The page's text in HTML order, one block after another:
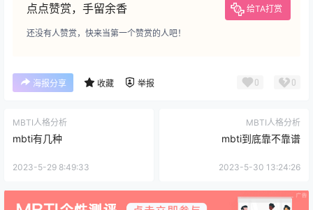
点点赞赏，手留余香 给TA打赏
还没有人赞赏，快来当第一个赞赏的人吧！
海报分享 收藏 举报 0 0
MBTI人格分析
mbti有几种
2023-5-29 8:49:33
MBTI人格分析
mbti到底靠不靠谱
2023-5-30 13:24:26